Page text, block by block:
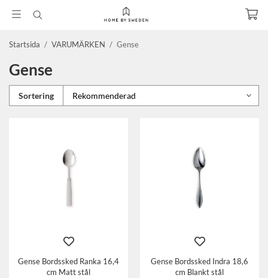
Startsida / VARUMÄRKEN / Gense
Gense
Sortering
Gense Bordssked Ranka 16,4
cm Matt stål
Gense Bordssked Indra 18,6
cm Blankt stål